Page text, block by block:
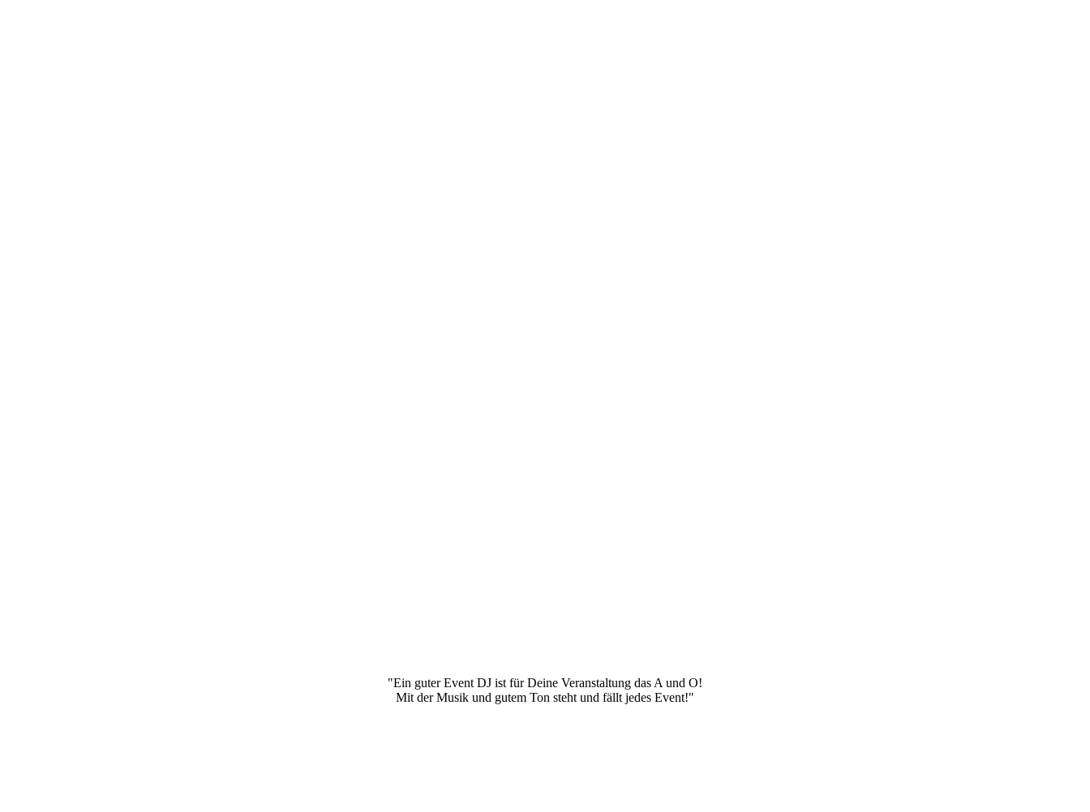
"Ein guter Event DJ ist für Deine Veranstaltung das A und O!
Mit der Musik und gutem Ton steht und fällt jedes Event!"